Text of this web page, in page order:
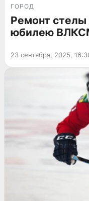
ГОРОД
Ремонт стелы
юбилею
23 сентября, 2025,